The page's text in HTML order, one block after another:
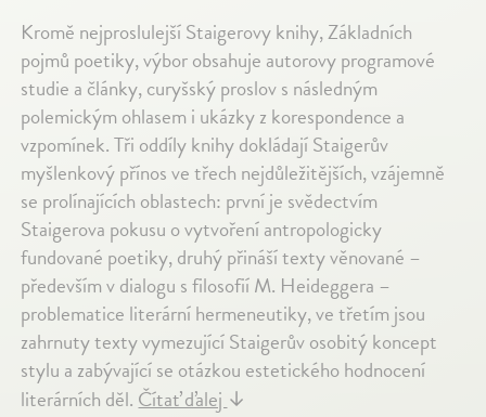
Kromě nejproslulejší Staigerovy knihy, Základních
pojmů poetiky, výbor obsahuje autorovy programové
studie a články, curyšský proslov s následným
polemickým ohlasem i ukázky z korespondence a
vzpomínek. Tři oddíly knihy dokládají Staigerův
myšlenkový přínos ve třech nejdůležitějších, vzájemně
se prolínajících oblastech: první je svědectvím
Staigerova pokusu o vytvoření antropologicky
fundované poetiky, druhý přináší texty věnované –
především v dialogu s filosofií M. Heideggera –
problematice literární hermeneutiky, ve třetím jsou
zahrnuty texty vymezující Staigerův osobitý koncept
stylu a zabývající se otázkou estetického hodnocení
literárních děl.Čítať ďalej↓